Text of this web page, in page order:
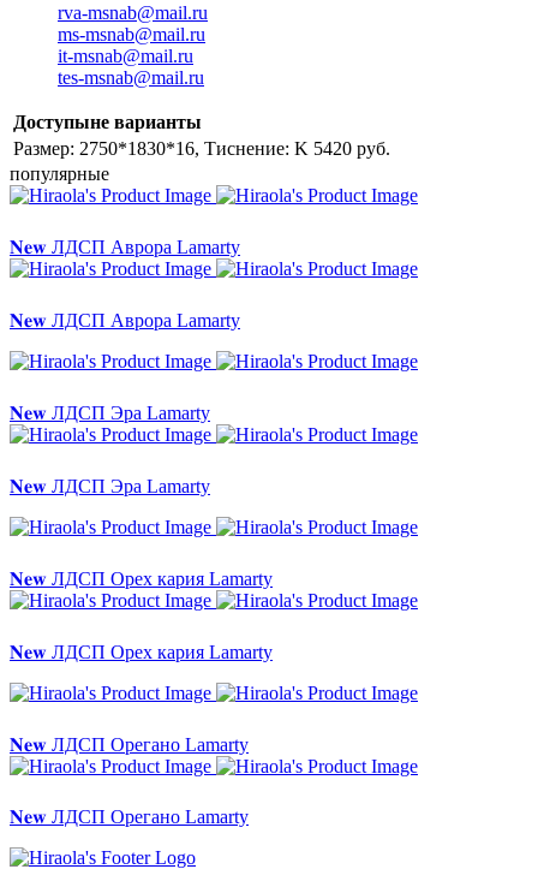
rva-msnab@mail.ru
ms-msnab@mail.ru
it-msnab@mail.ru
tes-msnab@mail.ru
Доступыне варианты
Размер: 2750*1830*16, Тиснение: K 5420 руб.
популярные
𝐍𝐞𝐰 ЛДСП Аврора Lamarty
𝐍𝐞𝐰 ЛДСП Аврора Lamarty
𝐍𝐞𝐰 ЛДСП Эра Lamarty
𝐍𝐞𝐰 ЛДСП Эра Lamarty
𝐍𝐞𝐰 ЛДСП Орех кария Lamarty
𝐍𝐞𝐰 ЛДСП Орех кария Lamarty
𝐍𝐞𝐰 ЛДСП Орегано Lamarty
𝐍𝐞𝐰 ЛДСП Орегано Lamarty